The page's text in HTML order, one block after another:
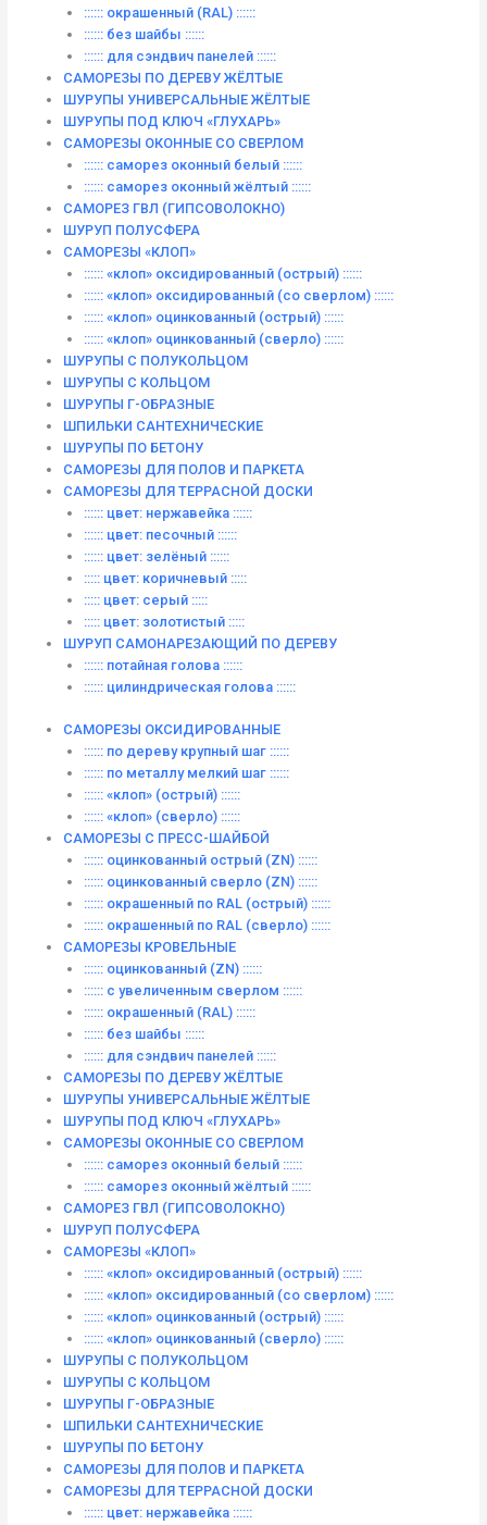
:::::: окрашенный (RAL) ::::::
:::::: без шайбы ::::::
:::::: для сэндвич панелей ::::::
САМОРЕЗЫ ПО ДЕРЕВУ ЖЁЛТЫЕ
ШУРУПЫ УНИВЕРСАЛЬНЫЕ ЖЁЛТЫЕ
ШУРУПЫ ПОД КЛЮЧ «ГЛУХАРЬ»
САМОРЕЗЫ ОКОННЫЕ СО СВЕРЛОМ
:::::: саморез оконный белый ::::::
:::::: саморез оконный жёлтый ::::::
САМОРЕЗ ГВЛ (ГИПСОВОЛОКНО)
ШУРУП ПОЛУСФЕРА
САМОРЕЗЫ «КЛОП»
:::::: «клоп» оксидированный (острый) ::::::
:::::: «клоп» оксидированный (со сверлом) ::::::
:::::: «клоп» оцинкованный (острый) ::::::
:::::: «клоп» оцинкованный (сверло) ::::::
ШУРУПЫ С ПОЛУКОЛЬЦОМ
ШУРУПЫ С КОЛЬЦОМ
ШУРУПЫ Г-ОБРАЗНЫЕ
ШПИЛЬКИ САНТЕХНИЧЕСКИЕ
ШУРУПЫ ПО БЕТОНУ
САМОРЕЗЫ ДЛЯ ПОЛОВ И ПАРКЕТА
САМОРЕЗЫ ДЛЯ ТЕРРАСНОЙ ДОСКИ
:::::: цвет: нержавейка ::::::
:::::: цвет: песочный ::::::
:::::: цвет: зелёный ::::::
::::: цвет: коричневый :::::
::::: цвет: серый :::::
::::: цвет: золотистый :::::
ШУРУП САМОНАРЕЗАЮЩИЙ ПО ДЕРЕВУ
:::::: потайная голова ::::::
:::::: цилиндрическая голова ::::::
САМОРЕЗЫ ОКСИДИРОВАННЫЕ
:::::: по дереву крупный шаг ::::::
:::::: по металлу мелкий шаг ::::::
:::::: «клоп» (острый) ::::::
:::::: «клоп» (сверло) ::::::
САМОРЕЗЫ С ПРЕСС-ШАЙБОЙ
:::::: оцинкованный острый (ZN) ::::::
:::::: оцинкованный сверло (ZN) ::::::
:::::: окрашенный по RAL (острый) ::::::
:::::: окрашенный по RAL (сверло) ::::::
САМОРЕЗЫ КРОВЕЛЬНЫЕ
:::::: оцинкованный (ZN) ::::::
:::::: с увеличенным сверлом ::::::
:::::: окрашенный (RAL) ::::::
:::::: без шайбы ::::::
:::::: для сэндвич панелей ::::::
САМОРЕЗЫ ПО ДЕРЕВУ ЖЁЛТЫЕ
ШУРУПЫ УНИВЕРСАЛЬНЫЕ ЖЁЛТЫЕ
ШУРУПЫ ПОД КЛЮЧ «ГЛУХАРЬ»
САМОРЕЗЫ ОКОННЫЕ СО СВЕРЛОМ
:::::: саморез оконный белый ::::::
:::::: саморез оконный жёлтый ::::::
САМОРЕЗ ГВЛ (ГИПСОВОЛОКНО)
ШУРУП ПОЛУСФЕРА
САМОРЕЗЫ «КЛОП»
:::::: «клоп» оксидированный (острый) ::::::
:::::: «клоп» оксидированный (со сверлом) ::::::
:::::: «клоп» оцинкованный (острый) ::::::
:::::: «клоп» оцинкованный (сверло) ::::::
ШУРУПЫ С ПОЛУКОЛЬЦОМ
ШУРУПЫ С КОЛЬЦОМ
ШУРУПЫ Г-ОБРАЗНЫЕ
ШПИЛЬКИ САНТЕХНИЧЕСКИЕ
ШУРУПЫ ПО БЕТОНУ
САМОРЕЗЫ ДЛЯ ПОЛОВ И ПАРКЕТА
САМОРЕЗЫ ДЛЯ ТЕРРАСНОЙ ДОСКИ
:::::: цвет: нержавейка ::::::